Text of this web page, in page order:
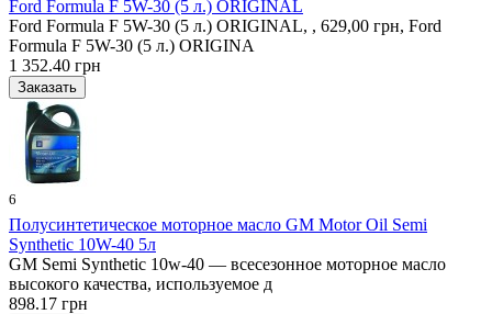
Ford Formula F 5W-30 (5 л.) ORIGINAL
Ford Formula F 5W-30 (5 л.) ORIGINAL, , 629,00 грн, Ford
Formula F 5W-30 (5 л.) ORIGINA
1 352.40 грн
6
Полусинтетическое моторное масло GM Motor Oil Semi
Synthetic 10W-40 5л
GM Semi Synthetic 10w-40 — всесезонное моторное масло
высокого качества, используемое д
898.17 грн